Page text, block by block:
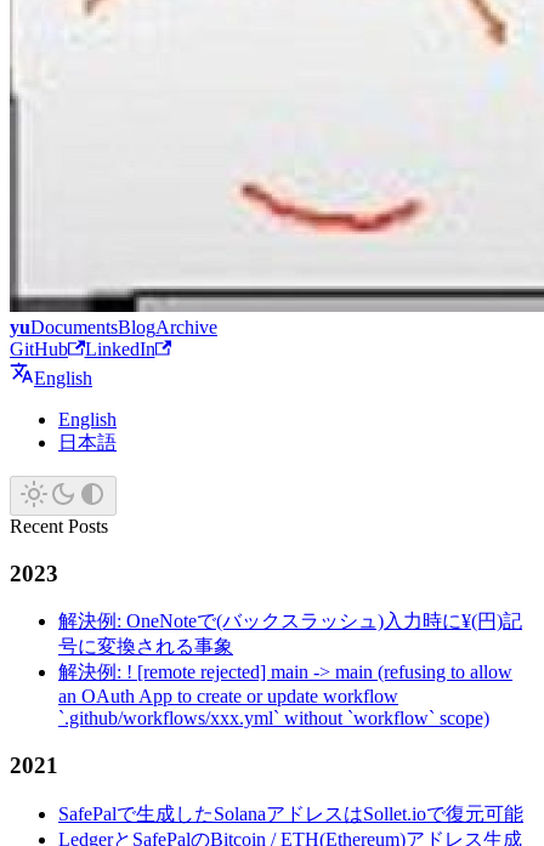
yuDocumentsBlogArchive
GitHub
LinkedIn
English
English
日本語
Recent Posts
2023
解決例: OneNoteで(バックスラッシュ)入力時に¥(円)記
号に変換される事象
解決例: ! [remote rejected] main -> main (refusing to allow
an OAuth App to create or update workflow
`.github/workflows/xxx.yml` without `workflow` scope)
2021
SafePalで生成したSolanaアドレスはSollet.ioで復元可能
LedgerとSafePalのBitcoin / ETH(Ethereum)アドレス生成